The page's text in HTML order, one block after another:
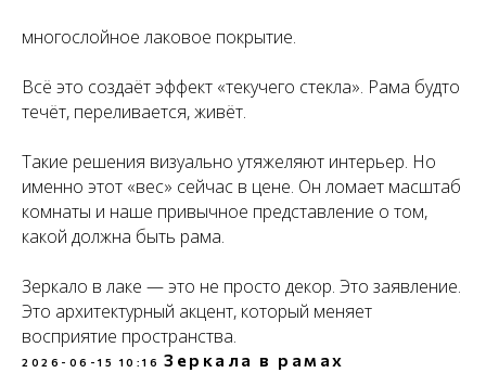
многослойное лаковое покрытие.
Всё это создаёт эффект «текучего стекла». Рама будто
течёт, переливается, живёт.
Такие решения визуально утяжеляют интерьер. Но
именно этот «вес» сейчас в цене. Он ломает масштаб
комнаты и наше привычное представление о том,
какой должна быть рама.
Зеркало в лаке — это не просто декор. Это заявление.
Это архитектурный акцент, который меняет
восприятие пространства.
2026-06-15 10:16 Зеркала в рамах